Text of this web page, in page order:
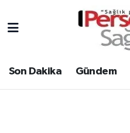
Son Dakika Gündem
Gündem
Nöbetçi Eczaneler
Hava Durumu